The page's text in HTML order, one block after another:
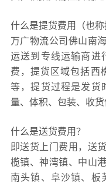
什么是提货费用（也
万广物流公司佛山南
运送到专线运输商进
费，提货区域包括西
等，提货过程是发货
量、体积、包装、收货
什么是送货费用？
即送货上门费用，送
榄镇、神湾镇、中山
南头镇、阜沙镇、板